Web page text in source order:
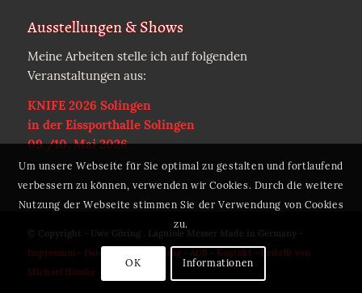
Ausstellungen & Shows
Meine Arbeiten stelle ich auf folgenden
Veranstaltungen aus:
KNIFE 2026 Solingen
in der Eissporthalle Solingen
09./10. Mai 2026
© Copyright - Uwe Göring . Laguiole Messer Made in Germany -
Impressum- Datenschutzerklärung- AGB- Kontakt
Erstellt von
Michael Hömke
Um unsere Webseite für Sie optimal zu gestalten und fortlaufend
verbessern zu können, verwenden wir Cookies. Durch die weitere
Nutzung der Webseite stimmen Sie der Verwendung von Cookies
zu.
OK Informationen